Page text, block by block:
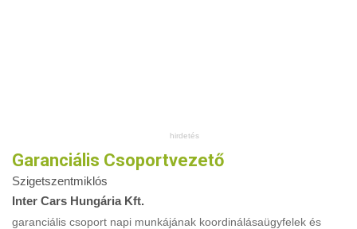
Garanciális Csoportvezető
Szigetszentmiklós
Inter Cars Hungária Kft.
garanciális csoport napi munkájának koordinálásaügyfelek és